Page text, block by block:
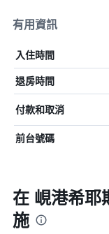
有用資訊
入住時間
退房時間
付款和取消
前台號碼
在 峴港希耶
施